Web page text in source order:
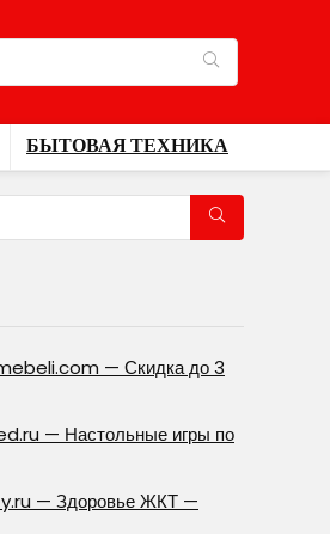
БЫТОВАЯ ТЕХНИКА
— Скидка до 3
— Настольные игры по
— Здоровье ЖКТ —